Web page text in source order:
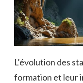
L’évolution des
formation et leur